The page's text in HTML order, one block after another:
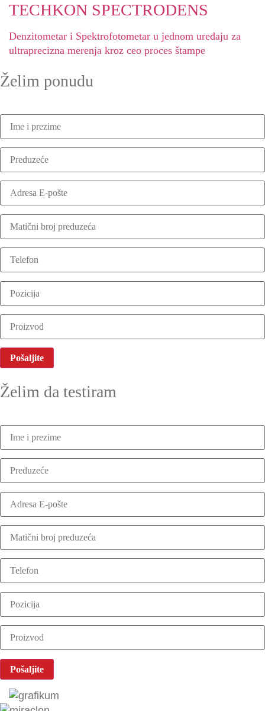
TECHKON SPECTRODENS
Denzitometar i Spektrofotometar u jednom uređaju za
ultraprecizna merenja kroz ceo proces štampe
Želim ponudu
Želim da testiram